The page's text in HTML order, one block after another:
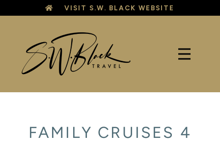
to
VISIT S.W. BLACK WEBSITE
FAMILY CRUISES 4